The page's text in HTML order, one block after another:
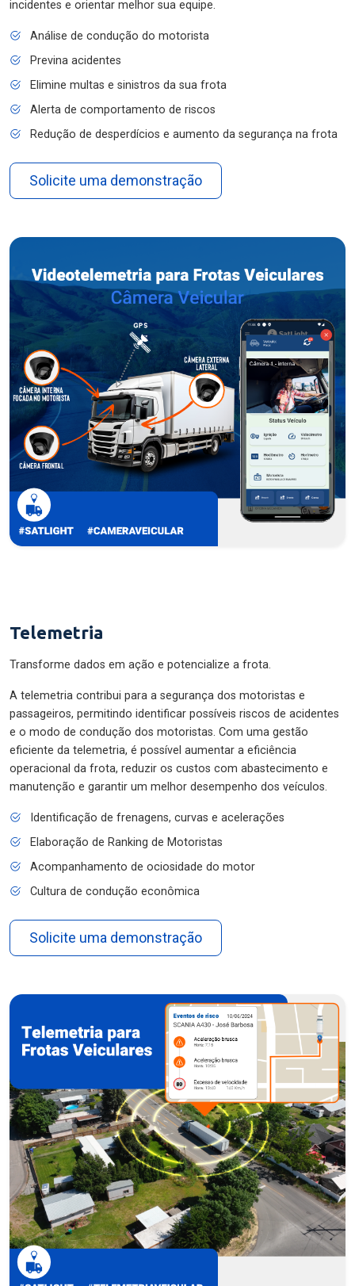
incidentes e orientar melhor sua equipe.
Análise de condução do motorista
Previna acidentes
Elimine multas e sinistros da sua frota
Alerta de comportamento de riscos
Redução de desperdícios e aumento da segurança na frota
Solicite uma demonstração
Telemetria
Transforme dados em ação e potencialize a frota.
A telemetria contribui para a segurança dos motoristas e
passageiros, permitindo identificar possíveis riscos de acidentes
e o modo de condução dos motoristas. Com uma gestão
eficiente da telemetria, é possível aumentar a eficiência
operacional da frota, reduzir os custos com abastecimento e
manutenção e garantir um melhor desempenho dos veículos.
Identificação de frenagens, curvas e acelerações
Elaboração de Ranking de Motoristas
Acompanhamento de ociosidade do motor
Cultura de condução econômica
Solicite uma demonstração